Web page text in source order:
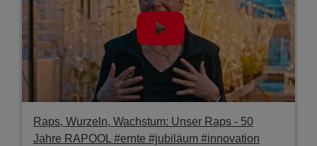
Raps, Wurzeln, Wachstum: Unser Raps - 50
Jahre RAPOOL #ernte #jubiläum #innovation